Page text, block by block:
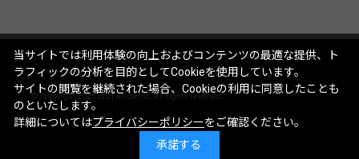
© Copyright 2025 Lost Arrow,Inc. All rights reserved.
当サイトでは利用体験の向上およびコンテンツの最適な提供、ト
ラフィックの分析を目的としてCookieを使用しています。
サイトの閲覧を継続された場合、Cookieの利用に同意したことも
のといたします。
詳細についてはプライバシーポリシーをご確認ください。
承諾する